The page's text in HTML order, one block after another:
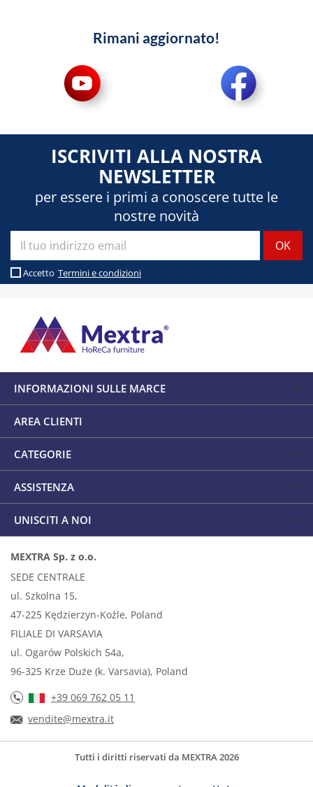
Rimani aggiornato!
ISCRIVITI ALLA NOSTRA
NEWSLETTER
per essere i primi a conoscere tutte le
nostre novità
Accetto Termini e condizioni
INFORMAZIONI SULLE MARCE
AREA CLIENTI
CATEGORIE
ASSISTENZA
UNISCITI A NOI
MEXTRA Sp. z o.o.
SEDE CENTRALE
ul. Szkolna 15,
47-225 Kędzierzyn-Koźle, Poland
FILIALE DI VARSAVIA
ul. Ogarów Polskich 54a,
96-325 Krze Duże (k. Varsavia), Poland
+39 069 762 05 11
vendite@mextra.it
Tutti i diritti riservati da MEXTRA 2026